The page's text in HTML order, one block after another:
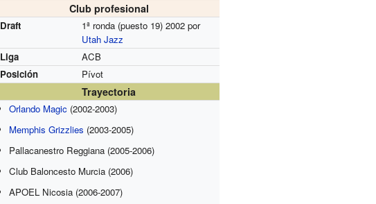
Club profesional
Draft
1ª ronda (puesto 19) 2002 por
Utah Jazz
Liga
ACB
Posición
Pívot
Trayectoria
Orlando Magic (2002-2003)
Memphis Grizzlies (2003-2005)
Pallacanestro Reggiana (2005-2006)
Club Baloncesto Murcia (2006)
APOEL Nicosia (2006-2007)